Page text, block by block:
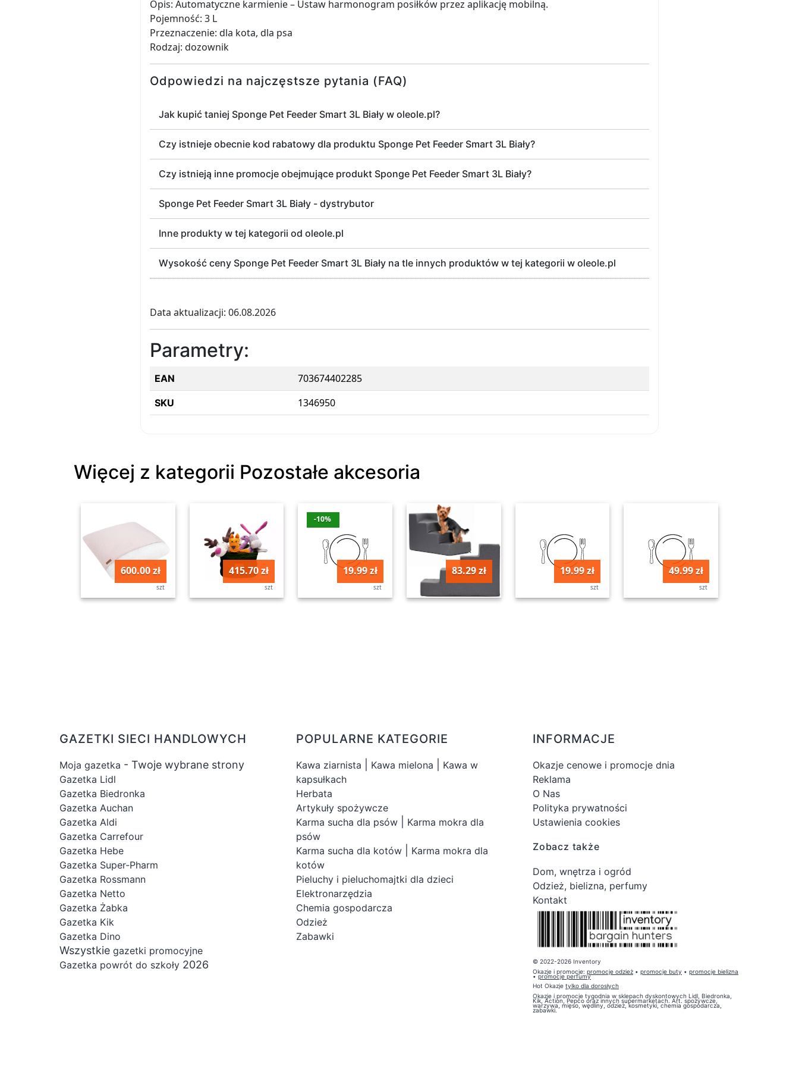
Opis: Automatyczne karmienie – Ustaw harmonogram posiłków przez aplikację mobilną.
Pojemność: 3 L
Przeznaczenie: dla kota, dla psa
Rodzaj: dozownik
Odpowiedzi na najczęstsze pytania (FAQ)
Jak kupić taniej Sponge Pet Feeder Smart 3L Biały w oleole.pl?
Czy istnieje obecnie kod rabatowy dla produktu Sponge Pet Feeder Smart 3L Biały?
Czy istnieją inne promocje obejmujące produkt Sponge Pet Feeder Smart 3L Biały?
Sponge Pet Feeder Smart 3L Biały - dystrybutor
Inne produkty w tej kategorii od oleole.pl
Wysokość ceny Sponge Pet Feeder Smart 3L Biały na tle innych produktów w tej kategorii w oleole.pl
Data aktualizacji: 06.08.2026
Parametry:
EAN 703674402285
SKU 1346950
Więcej z kategorii Pozostałe akcesoria
600.00 zł
szt
415.70 zł
szt
-10%
19.99 zł
szt
83.29 zł 19.99 zł
szt
49.99 zł
szt
GAZETKI SIECI HANDLOWYCH
Moja gazetka - Twoje wybrane strony
Gazetka Lidl
Gazetka Biedronka
Gazetka Auchan
Gazetka Aldi
Gazetka Carrefour
Gazetka Hebe
Gazetka Super-Pharm
Gazetka Rossmann
Gazetka Netto
Gazetka Żabka
Gazetka Kik
Gazetka Dino
Wszystkie gazetki promocyjne
Gazetka powrót do szkoły 2026
POPULARNE KATEGORIE
Kawa ziarnista Kawa mielona
Kawa w
kapsułkach
Herbata
Artykuły spożywcze
Karma sucha dla psów
Karma mokra dla
psów
Karma sucha dla kotów
Karma mokra dla
kotów
Pieluchy i pieluchomajtki dla dzieci
Elektronarzędzia
Chemia gospodarcza
Odzież
Zabawki
INFORMACJE
Okazje cenowe i promocje dnia
Reklama
O Nas
Polityka prywatności
Ustawienia cookies
Zobacz także
Dom, wnętrza i ogród
Odzież, bielizna, perfumy
Kontakt
© 2022-2026 Inventory
Okazje i promocje: promocje odzież • promocje buty • promocje bielizna
•promocje perfumy
Hot Okazje tylko dla dorosłych
Okazje i promocje tygodnia w sklepach dyskontowych Lidl, Biedronka,
Kik, Action, Pepco oraz innych supermarketach. Art. spożywcze,
warzywa, mięso, wędliny, odzież, kosmetyki, chemia gospodarcza,
zabawki.